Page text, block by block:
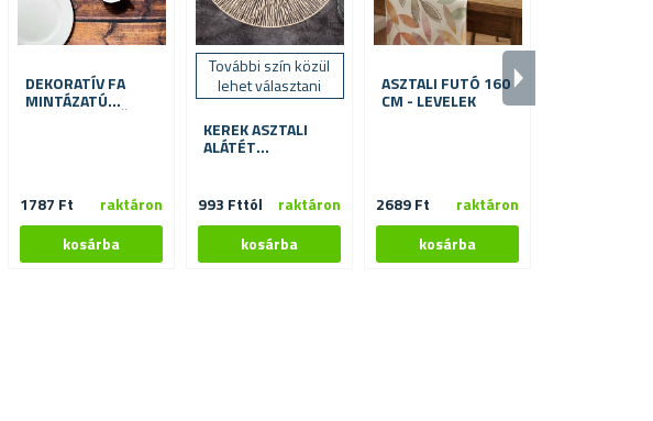
DEKORATÍV FA
MINTÁZATÚ
1787 Ft raktáron
További szín közül
lehet választani
KEREK ASZTALI
ALÁTÉT
993 Fttól
raktáron
ASZTALI FUTÓ 160
CM - LEVELEK
2689 Ft raktáron